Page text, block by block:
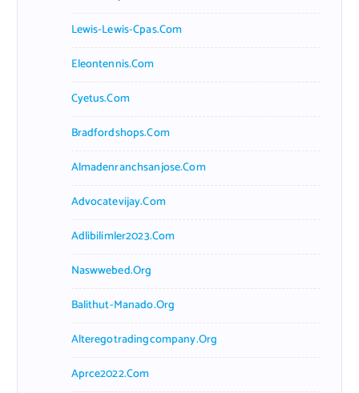
Lewis-Lewis-Cpas.com
Eleontennis.com
Cyetus.com
Bradfordshops.com
Almadenranchsanjose.com
Advocatevijay.com
Adlibilimler2023.com
Naswwebed.org
Balithut-Manado.org
Alteregotradingcompany.org
Aprce2022.com